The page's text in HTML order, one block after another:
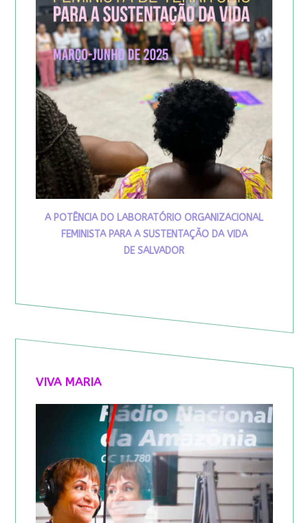
A POTÊNCIA DO LABORATÓRIO ORGANIZACIONAL
FEMINISTA PARA A SUSTENTAÇÃO DA VIDA
DE SALVADOR
VIVA MARIA